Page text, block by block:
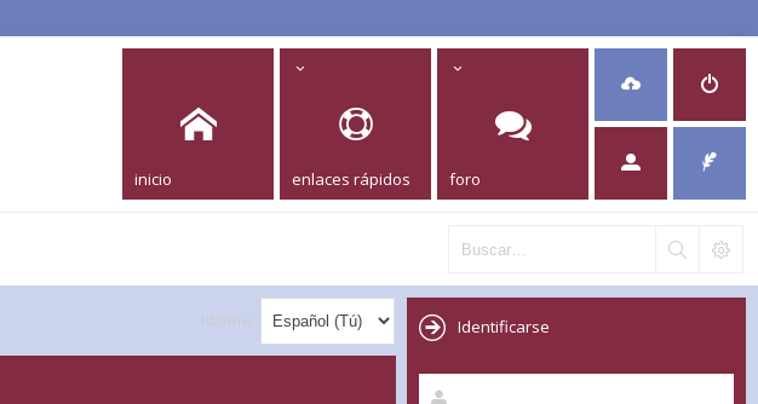
inicio enlaces rápidos foro
Idioma: Identificarse